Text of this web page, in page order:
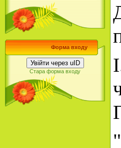
Форма входу
Увійти через uID
Стара форма входу